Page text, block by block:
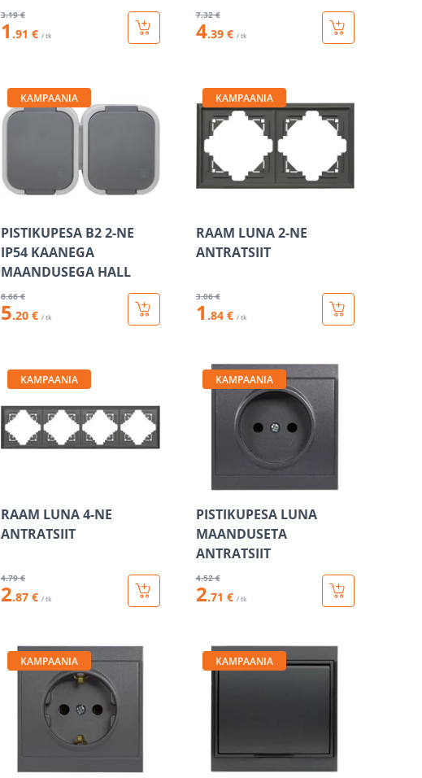
3.19 €
1 .91 € / tk
7.32 €
4.39 € / tk
KAMPAANIA
PISTIKUPESA B2 2-NE
IP54 KAANEGA
MAANDUSEGA HALL
8.66 €
5.20 € / tk
KAMPAANIA
RAAM LUNA 2-NE
ANTRATSIIT
3.06 €
1 .84 € / tk
KAMPAANIA
RAAM LUNA 4-NE
ANTRATSIIT
4.79 €
2.87 € / tk
KAMPAANIA
PISTIKUPESA LUNA
MAANDUSETA
ANTRATSIIT
4.52 €
2.71 € / tk
KAMPAANIA KAMPAANIA